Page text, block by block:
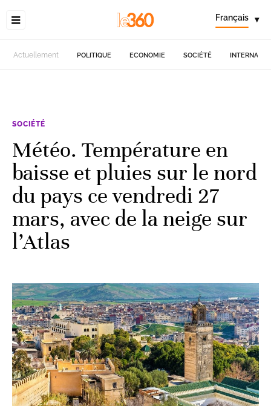
Français ▾
Actuellement POLITIQUE ECONOMIE SOCIÉTÉ
SOCIÉTÉ
Météo. Température en
baisse et pluies sur le nord
du pays ce vendredi 27
mars, avec de la neige sur
l’Atlas